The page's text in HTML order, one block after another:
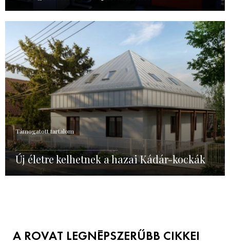
Támogatott tartalom
Új életre kelhetnek a hazai Kádár-kockák
A ROVAT LEGNÉPSZERŰBB CIKKEI